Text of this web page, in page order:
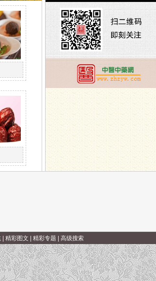
| 精彩图文 精彩专题 高级搜索